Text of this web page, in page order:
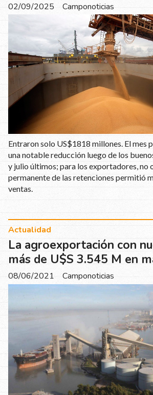
Camponoticias
02/09/2025
Entraron solo US$1818 millones. El mes
una notable reducción luego de los
y julio últimos; para los exportadores, no
permanente de las retenciones permitió
ventas.
La agroexportación con
más de U$S 3.545 M en
Camponoticias
Actualidad
08/06/2021